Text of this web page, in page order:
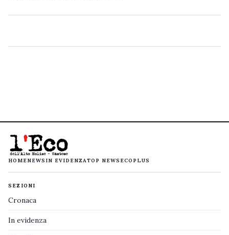
HOMENEWS IN EVIDENZATOP NEWS ECOPLUS
SEZIONI
Cronaca
In evidenza